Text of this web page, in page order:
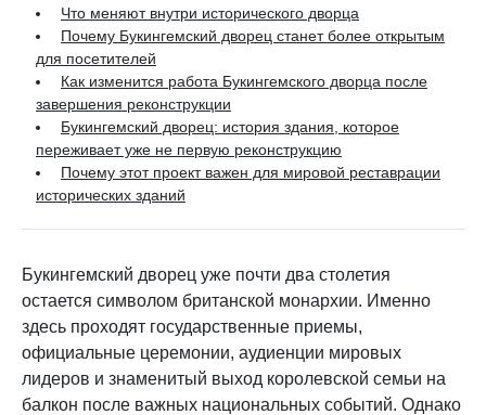
Что меняют внутри исторического дворца
Почему Букингемский дворец станет более открытым
для посетителей
Как изменится работа Букингемского дворца после
завершения реконструкции
Букингемский дворец: история здания, которое
переживает уже не первую реконструкцию
Почему этот проект важен для мировой реставрации
исторических зданий
Букингемский дворец уже почти два столетия
остается символом британской монархии. Именно
здесь проходят государственные приемы,
официальные церемонии, аудиенции мировых
лидеров и знаменитый выход королевской семьи на
балкон после важных национальных событий. Однако